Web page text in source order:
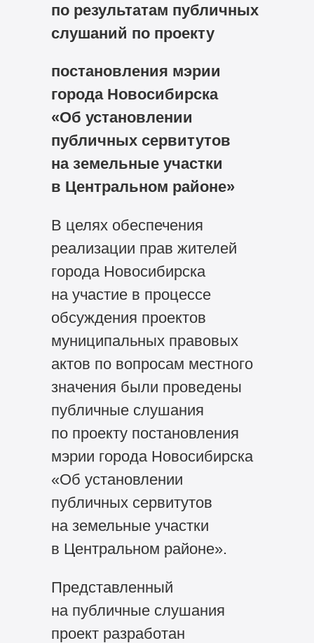
по результатам публичных
слушаний по проекту
постановления мэрии
города Новосибирска
«Об установлении
публичных сервитутов
на земельные участки
в Центральном районе»
В целях обеспечения
реализации прав жителей
города Новосибирска
на участие в процессе
обсуждения проектов
муниципальных правовых
актов по вопросам местного
значения были проведены
публичные слушания
по проекту постановления
мэрии города Новосибирска
«Об установлении
публичных сервитутов
на земельные участки
в Центральном районе».
Представленный
на публичные слушания
проект разработан